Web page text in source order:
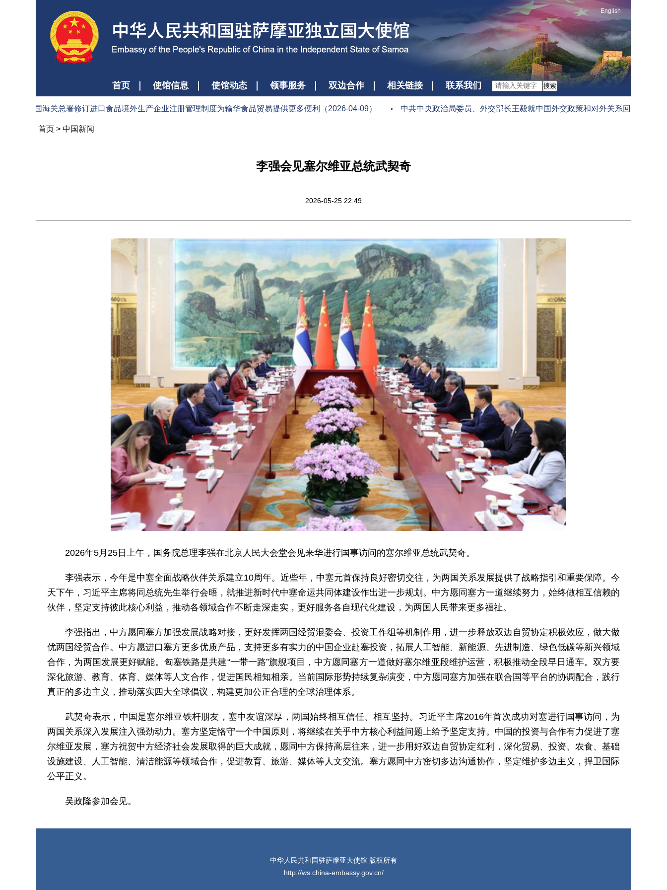
English
首页 使馆信息 使馆动态 领事服务 双边合作 相关链接 联系我们 搜索
共和国海关总署修订进口食品境外生产企业注册管理制度为输华食品贸易提供更多便利（2026-04-09） 中共中央政治局委员、外交部长王毅就中国外交政策和对外关系回答中外记者
首页 > 中国新闻
李强会见塞尔维亚总统武契奇
2026-05-25 22:49
2026年5月25日上午，国务院总理李强在北京人民大会堂会见来华进行国事访问的塞尔维亚总统武契奇。
李强表示，今年是中塞全面战略伙伴关系建立10周年。近些年，中塞元首保持良好密切交往，为两国关系发展提供了战略指引和重要保障。今
天下午，习近平主席将同总统先生举行会晤，就推进新时代中塞命运共同体建设作出进一步规划。中方愿同塞方一道继续努力，始终做相互信赖的
伙伴，坚定支持彼此核心利益，推动各领域合作不断走深走实，更好服务各自现代化建设，为两国人民带来更多福祉。
李强指出，中方愿同塞方加强发展战略对接，更好发挥两国经贸混委会、投资工作组等机制作用，进一步释放双边自贸协定积极效应，做大做
优两国经贸合作。中方愿进口塞方更多优质产品，支持更多有实力的中国企业赴塞投资，拓展人工智能、新能源、先进制造、绿色低碳等新兴领域
合作，为两国发展更好赋能。匈塞铁路是共建“一带一路”旗舰项目，中方愿同塞方一道做好塞尔维亚段维护运营，积极推动全段早日通车。双方要
深化旅游、教育、体育、媒体等人文合作，促进国民相知相亲。当前国际形势持续复杂演变，中方愿同塞方加强在联合国等平台的协调配合，践行
真正的多边主义，推动落实四大全球倡议，构建更加公正合理的全球治理体系。
武契奇表示，中国是塞尔维亚铁杆朋友，塞中友谊深厚，两国始终相互信任、相互坚持。习近平主席2016年首次成功对塞进行国事访问，为
两国关系深入发展注入强劲动力。塞方坚定恪守一个中国原则，将继续在关乎中方核心利益问题上给予坚定支持。中国的投资与合作有力促进了塞
尔维亚发展，塞方祝贺中方经济社会发展取得的巨大成就，愿同中方保持高层往来，进一步用好双边自贸协定红利，深化贸易、投资、农食、基础
设施建设、人工智能、清洁能源等领域合作，促进教育、旅游、媒体等人文交流。塞方愿同中方密切多边沟通协作，坚定维护多边主义，捍卫国际
公平正义。
吴政隆参加会见。
中华人民共和国驻萨摩亚大使馆 版权所有
http://ws.china-embassy.gov.cn/